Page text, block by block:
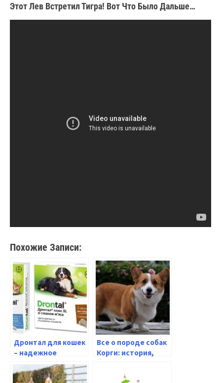
Этот Лев Встретил Тигра! Вот Что Было Дальше…
Похожие Записи:
Дронтал для кошек
– надежное
средство от
паразитов для
Все о породе собак
Корги: история,